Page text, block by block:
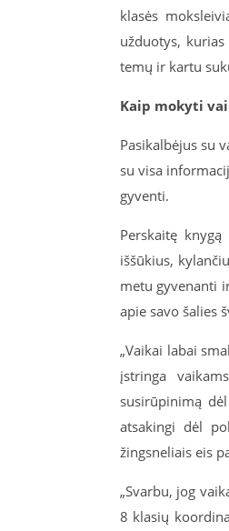
klasės
užduotys,
temų ir kartu
Kaip mokyti
Pasikalbėjus su
su visa
gyventi.
Perskaitę
iššūkius,
metu gyvenanti
apie savo šalies
„Vaikai labai
įstringa
susirūpinimą
atsakingi dėl
žingsneliais eis
„Svarbu, jog
8 klasių